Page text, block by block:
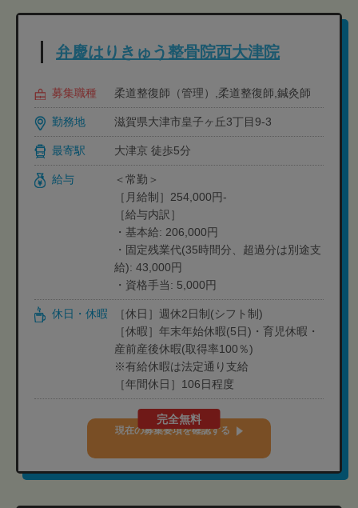
弁慶はりきゅう整骨院西大津院
募集職種 柔道整復師（管理）,柔道整復師,鍼灸師
勤務地 滋賀県大津市皇子ヶ丘3丁目9-3
最寄駅 大津京 徒歩5分
給与
＜常勤＞
［月給制］254,000円-
［給与内訳］
・基本給: 206,000円
・固定残業代(35時間分、超過分は別途支
給): 43,000円
・資格手当: 5,000円
休日・休暇
［休日］週休2日制(シフト制)
［休暇］年末年始休暇(5日)・育児休暇・
産前産後休暇(取得率100％)
※有給休暇は法定通り支給
［年間休日］106日程度
完全無料
現在の募集要項を確認する